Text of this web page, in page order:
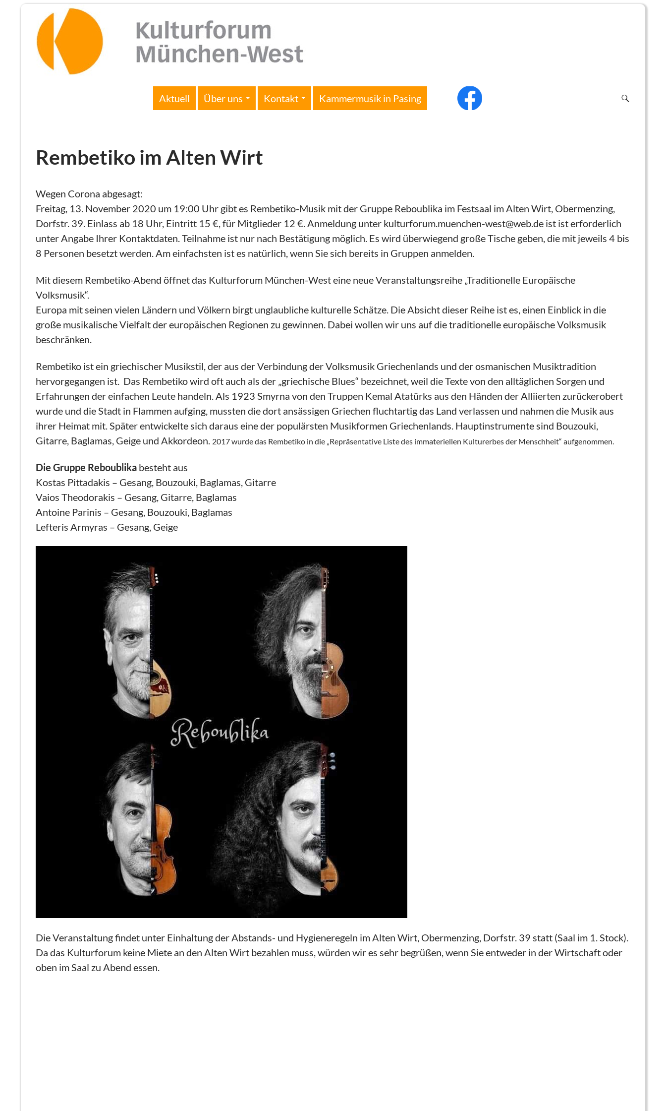
Aktuell Über uns Kontakt Kammermusik in Pasing f
Rembetiko im Alten Wirt
Wegen Corona abgesagt:
Freitag, 13. November 2020 um 19:00 Uhr gibt es Rembetiko-Musik mit der Gruppe Reboublika im Festsaal im Alten Wirt, Obermenzing,
Dorfstr. 39. Einlass ab 18 Uhr, Eintritt 15 €, für Mitglieder 12 €. Anmeldung unter kulturforum.muenchen-west@web.de ist ist erforderlich
unter Angabe Ihrer Kontaktdaten. Teilnahme ist nur nach Bestätigung möglich. Es wird überwiegend große Tische geben, die mit jeweils 4 bis
8 Personen besetzt werden. Am einfachsten ist es natürlich, wenn Sie sich bereits in Gruppen anmelden.
Mit diesem Rembetiko-Abend öffnet das Kulturforum München-West eine neue Veranstaltungsreihe „Traditionelle Europäische
Volksmusik“.
Europa mit seinen vielen Ländern und Völkern birgt unglaubliche kulturelle Schätze. Die Absicht dieser Reihe ist es, einen Einblick in die
große musikalische Vielfalt der europäischen Regionen zu gewinnen. Dabei wollen wir uns auf die traditionelle europäische Volksmusik
beschränken.
Rembetiko ist ein griechischer Musikstil, der aus der Verbindung der Volksmusik Griechenlands und der osmanischen Musiktradition
hervorgegangen ist. Das Rembetiko wird oft auch als der „griechische Blues“ bezeichnet, weil die Texte von den alltäglichen Sorgen und
Erfahrungen der einfachen Leute handeln. Als 1923 Smyrna von den Truppen Kemal Atatürks aus den Händen der Alliierten zurückerobert
wurde und die Stadt in Flammen aufging, mussten die dort ansässigen Griechen fluchtartig das Land verlassen und nahmen die Musik aus
ihrer Heimat mit. Später entwickelte sich daraus eine der populärsten Musikformen Griechenlands. Hauptinstrumente sind Bouzouki,
Gitarre, Baglamas, Geige und Akkordeon. 2017 wurde das Rembetiko in die „Repräsentative Liste des immateriellen Kulturerbes der Menschheit“ aufgenommen.
Die Gruppe Reboublika besteht aus
Kostas Pittadakis – Gesang, Bouzouki, Baglamas, Gitarre
Vaios Theodorakis – Gesang, Gitarre, Baglamas
Antoine Parinis – Gesang, Bouzouki, Baglamas
Lefteris Armyras – Gesang, Geige
Die Veranstaltung findet unter Einhaltung der Abstands- und Hygieneregeln im Alten Wirt, Obermenzing, Dorfstr. 39 statt (Saal im 1. Stock).
Da das Kulturforum keine Miete an den Alten Wirt bezahlen muss, würden wir es sehr begrüßen, wenn Sie entweder in der Wirtschaft oder
oben im Saal zu Abend essen.